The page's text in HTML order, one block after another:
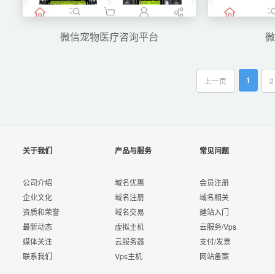
微信宠物医疗咨询平台
上一页 1 2
关于我们
公司介绍
企业文化
资质和荣誉
最新动态
媒体关注
联系我们
产品与服务
域名优惠
域名注册
域名交易
虚拟主机
云服务器
Vps主机
常见问题
会员注册
域名相关
建站入门
云服务/Vps
支付/发票
网站备案